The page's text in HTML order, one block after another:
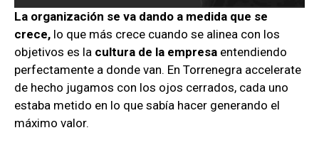
La organización se va dando a medida que se
crece, lo que más crece cuando se alinea con los
objetivos es la cultura de la empresa entendiendo
perfectamente a donde van. En Torrenegra accelerate
de hecho jugamos con los ojos cerrados, cada uno
estaba metido en lo que sabía hacer generando el
máximo valor.